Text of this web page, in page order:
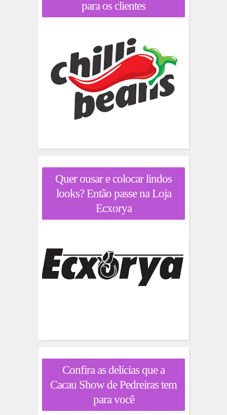
para os clientes
Quer ousar e colocar lindos
looks? Então passe na Loja
Ecxorya
Confira as delícias que a
Cacau Show de Pedreiras tem
para você